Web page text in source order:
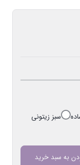
سبز زیتونی
به سبد خرید